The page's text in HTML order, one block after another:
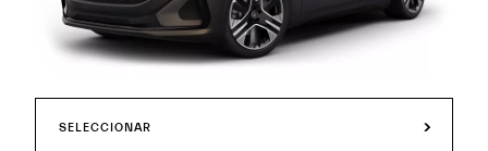
SELECCIONAR